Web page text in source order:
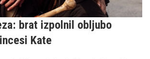
brat izpolnil obljubo
Kate